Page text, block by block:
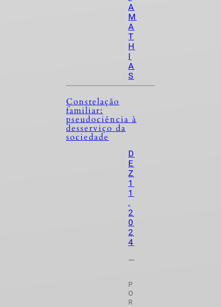
A
M
A
T
H
I
A
S
Constelação
familiar:
pseudociência à
desserviço da
sociedade
D
E
Z
1
1
,
2
0
2
4
—
P
O
R